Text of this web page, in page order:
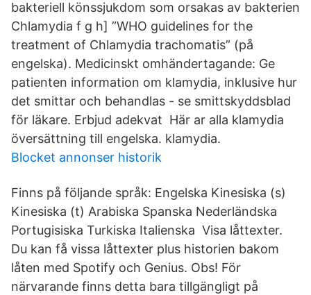
bakteriell könssjukdom som orsakas av bakterien
Chlamydia f g h] ”WHO guidelines for the
treatment of Chlamydia trachomatis” (på
engelska). Medicinskt omhändertagande: Ge
patienten information om klamydia, inklusive hur
det smittar och behandlas - se smittskyddsblad
för läkare. Erbjud adekvat Här ar alla klamydia
översättning till engelska. klamydia.
Blocket annonser historik
Finns på följande språk: Engelska Kinesiska (s)
Kinesiska (t) Arabiska Spanska Nederländska
Portugisiska Turkiska Italienska Visa låttexter.
Du kan få vissa låttexter plus historien bakom
låten med Spotify och Genius. Obs! För
närvarande finns detta bara tillgängligt på